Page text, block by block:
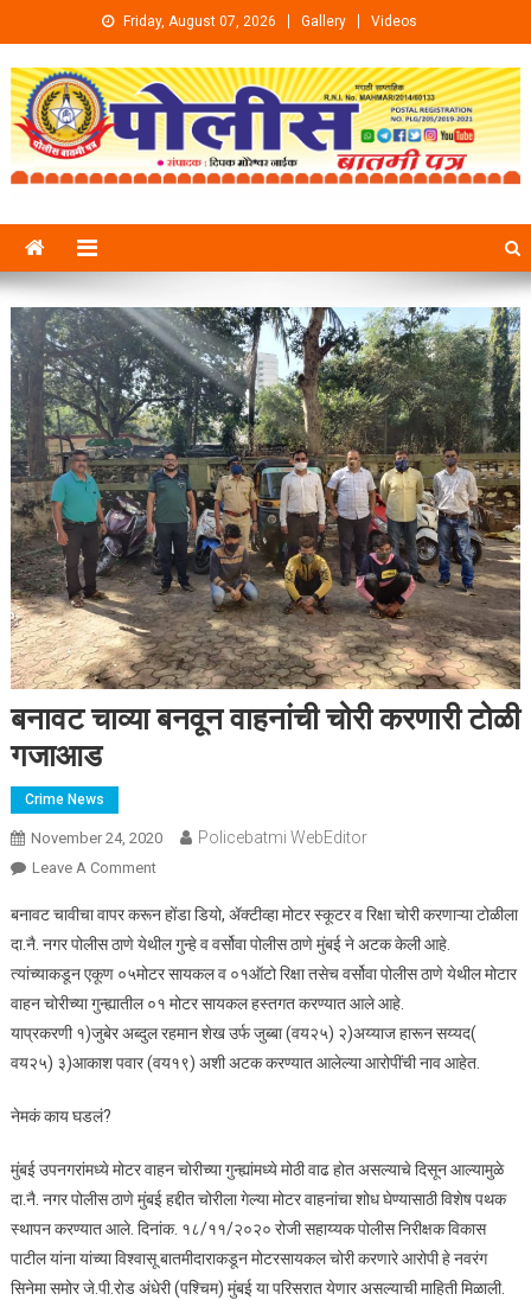
Skip to content Friday, August 07, 2026 Gallery Videos
बनावट चाव्या बनवून वाहनांची चोरी करणारी टोळी
गजाआड
Crime News
November 24, 2020 Policebatmi WebEditor
Leave A CommentOn बनावट चाव्या बनवून वाहनांची चोरी करणारी टोळी गजाआड
बनावट चावीचा वापर करून होंडा डियो, ॲक्टीव्हा मोटर स्कूटर व रिक्षा चोरी करणाऱ्या टोळीला
दा.नै. नगर पोलीस ठाणे येथील गुन्हे व वर्सोवा पोलीस ठाणे मुंबई ने अटक केली आहे.
त्यांच्याकडून एकूण ०५मोटर सायकल व ०१ऑटो रिक्षा तसेच वर्सोवा पोलीस ठाणे येथील मोटार
वाहन चोरीच्या गुन्ह्यातील ०१ मोटर सायकल हस्तगत करण्यात आले आहे.
याप्रकरणी १)जुबेर अब्दुल रहमान शेख उर्फ जुब्बा (वय२५) २)अय्याज हारून सय्यद(
वय२५) ३)आकाश पवार (वय१९) अशी अटक करण्यात आलेल्या आरोपींची नाव आहेत.
नेमकं काय घडलं?
मुंबई उपनगरांमध्ये मोटर वाहन चोरीच्या गुन्ह्यांमध्ये मोठी वाढ होत असल्याचे दिसून आल्यामुळे
दा.नै. नगर पोलीस ठाणे मुंबई हद्दीत चोरीला गेल्या मोटर वाहनांचा शोध घेण्यासाठी विशेष पथक
स्थापन करण्यात आले. दिनांक. १८/११/२०२० रोजी सहाय्यक पोलीस निरीक्षक विकास
पाटील यांना यांच्या विश्वासू बातमीदाराकडून मोटरसायकल चोरी करणारे आरोपी हे नवरंग
सिनेमा समोर जे.पी.रोड अंधेरी (पश्चिम) मुंबई या परिसरात येणार असल्याची माहिती मिळाली.